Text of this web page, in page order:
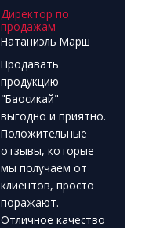
Директор по
продажам
Натаниэль Марш
Продавать
продукцию
"Баосикай"
выгодно и приятно.
Положительные
отзывы, которые
мы получаем от
клиентов, просто
поражают.
Отличное качество